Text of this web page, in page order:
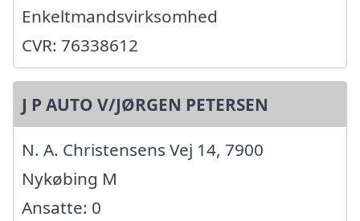
Enkeltmandsvirksomhed
CVR: 76338612
J P AUTO V/JØRGEN PETERSEN
N. A. Christensens Vej 14, 7900
Nykøbing M
Ansatte: 0